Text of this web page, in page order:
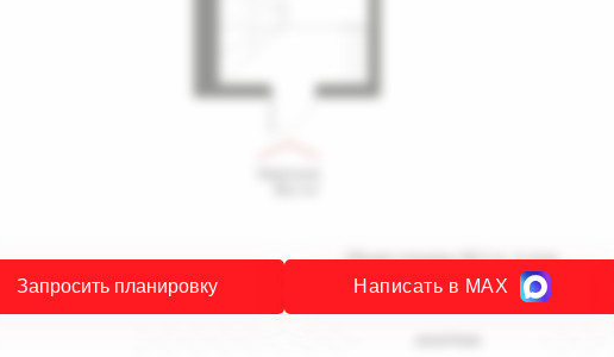
Запросить планировку Написать в MAX